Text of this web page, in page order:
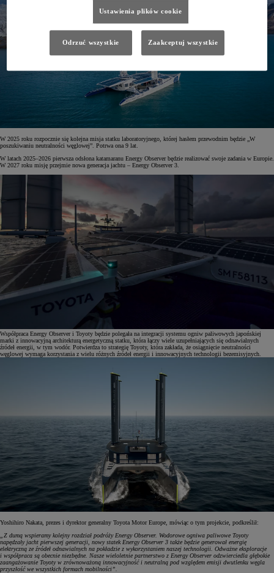
W 2025 roku rozpocznie się kolejna misja statku laboratoryjnego, której hasłem przewodnim będzie „W
poszukiwaniu neutralności węglowej”. Potrwa ona 9 lat.
W latach 2025–2026 pierwsza odsłona katamaranu Energy Observer będzie realizować swoje zadania w Europie.
W 2027 roku misję przejmie nowa generacja jachtu – Energy Observer 3.
Współpraca Energy Observer i Toyoty będzie polegała na integracji systemu ogniw paliwowych japońskiej
marki z innowacyjną architekturą energetyczną statku, która łączy wiele uzupełniających się odnawialnych
źródeł energii, w tym wodór. Potwierdza to strategię Toyoty, która zakłada, że osiągnięcie neutralności
węglowej wymaga korzystania z wielu różnych źródeł energii i innowacyjnych technologii bezemisyjnych.
Yoshihiro Nakata, prezes i dyrektor generalny Toyota Motor Europe, mówiąc o tym projekcie, podkreślił:
„Z dumą wspieramy kolejny rozdział podróży Energy Observer. Wodorowe ogniwa paliwowe Toyoty
napędzały jacht pierwszej generacji, nowy statek Energy Observer 3 także będzie generował energię
elektryczną ze źródeł odnawialnych na pokładzie z wykorzystaniem naszej technologii. Odważne eksploracje
i współpraca są obecnie niezbędne. Nasze wieloletnie partnerstwo z Energy Observer odzwierciedla głębokie
zaangażowanie Toyoty w zrównoważoną innowacyjność i neutralną pod względem emisji dwutlenku węgla
przyszłość we wszystkich formach mobilności”.
Ustawienia plików cookie
Odrzuć wszystkie Zaakceptuj wszystkie